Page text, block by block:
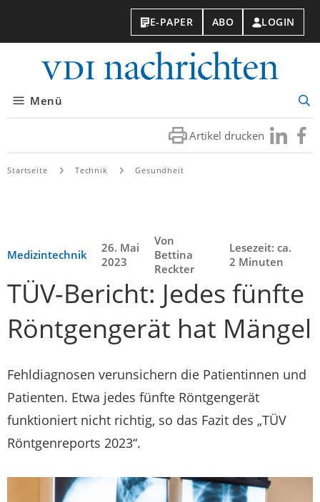
E-PAPER ABO LOGIN
Menü
Artikel drucken Besuchen
Sie
Sie
Startseite Technik Gesundheit
Medizintechnik
26. Mai
2023
Von
Bettina
Reckter
Lesezeit: ca.
2 Minuten
TÜV-Bericht: Jedes fünfte
Röntgengerät hat Mängel
Fehldiagnosen verunsichern die Patientinnen und
Patienten. Etwa jedes fünfte Röntgengerät
funktioniert nicht richtig, so das Fazit des „TÜV
Röntgenreports 2023“.